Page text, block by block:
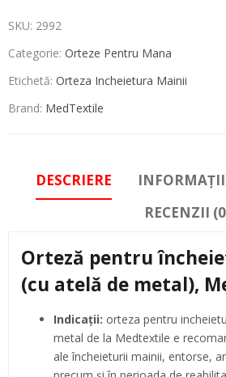
SKU: 2992
Categorie: Orteze Pentru Mana
Etichetă: Orteza Incheietura Mainii
Brand: MedTextile
DESCRIERE
RECENZII
Orteză pentru
(cu atelă de metal),
Indicaţii: orteza pentru
metal de la Medtextile e
ale încheieturii mainii, entorse,